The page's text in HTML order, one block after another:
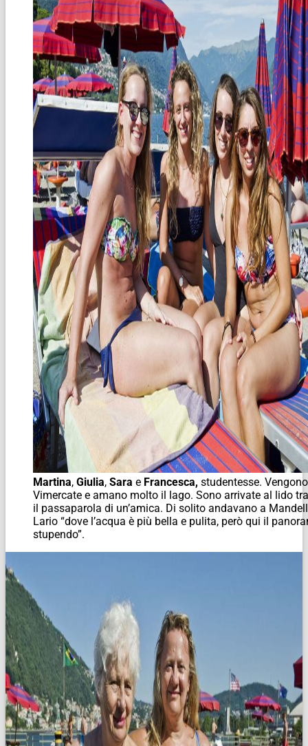
Martina, Giulia, Sara e Francesca, studentesse.
Vimercate e amano molto il lago. Sono arrivate al lido
il passaparola di un’amica. Di solito andavano a
Lario “dove l’acqua è più bella e pulita, però qui il
stupendo”.